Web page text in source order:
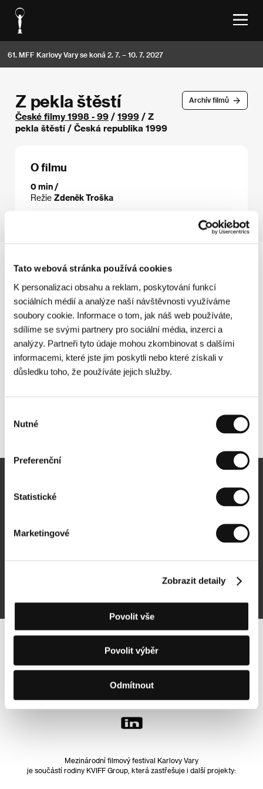
Tato webová stránka používá cookies
K personalizaci obsahu a reklam, poskytování funkcí
sociálních médií a analýze naší návštěvnosti využíváme
soubory cookie. Informace o tom, jak náš web používáte,
sdílíme se svými partnery pro sociální média, inzerci a
analýzy. Partneři tyto údaje mohou zkombinovat s dalšími
informacemi, které jste jim poskytli nebo které získali v
důsledku toho, že používáte jejich služby.
souhlasu
Nutné
Preferenční
Statistické
Marketingové
Zobrazit detaily
Povolit vše
Povolit výběr
Odmítnout
61. MFF Karlovy Vary se koná 2. 7. – 10. 7. 2027
Archív filmů
Z pekla štěstí
České filmy 1998 - 99 / 1999 / Z
pekla štěstí / Česká republika 1999
O filmu
0 min /
Režie Zdeněk Troška
Sledujte nás na síti:
Mezinárodní filmový festival Karlovy Vary
je součástí rodiny KVIFF Group, která zastřešuje i další projekty: